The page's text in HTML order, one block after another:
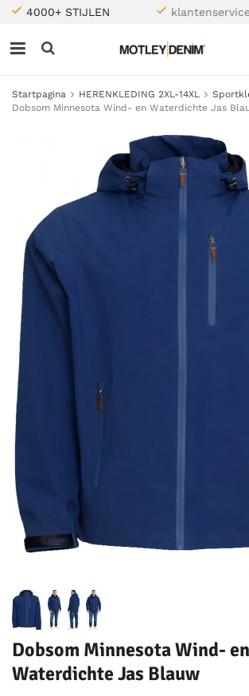
4000+ STIJLEN
Startpagina HERENKLEDING 2XL-14XL
Dobsom Minnesota Wind- en Waterdichte Jas
Dobsom Minnesota Wind- en
Waterdichte Jas Blauw